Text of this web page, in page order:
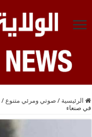
الرئيسية / صوتي ومرئي متنوع /
في صنعاء